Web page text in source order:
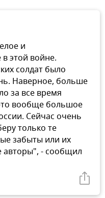
и
этой войне.
солдат было
Наверное, больше
за все время
вообще большое
Сейчас очень
только те
забыты или их
- сообщил